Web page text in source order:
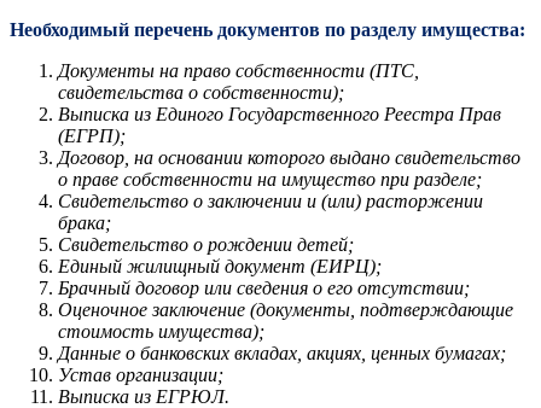
Необходимый перечень документов по разделу имущества:
Документы на право собственности (ПТС,
свидетельства о собственности);
Выписка из Единого Государственного Реестра Прав
(ЕГРП);
Договор, на основании которого выдано свидетельство
о праве собственности на имущество при разделе;
Свидетельство о заключении и (или) расторжении
брака;
Свидетельство о рождении детей;
Единый жилищный документ (ЕИРЦ);
Брачный договор или сведения о его отсутствии;
Оценочное заключение (документы, подтверждающие
стоимость имущества);
Данные о банковских вкладах, акциях, ценных бумагах;
Устав организации;
Выписка из ЕГРЮЛ.